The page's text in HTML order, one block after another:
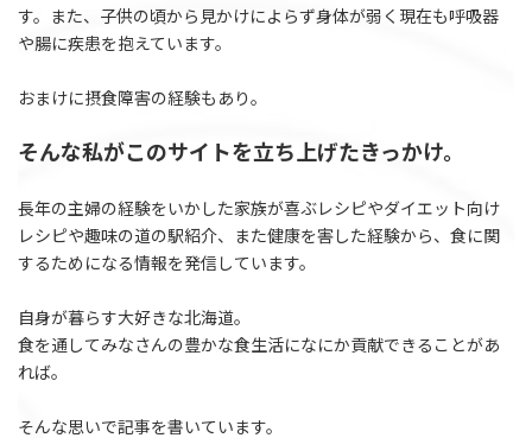
す。また、子供の頃から見かけによらず身体が弱く現在も呼吸器
や腸に疾患を抱えています。
おまけに摂食障害の経験もあり。
そんな私がこのサイトを立ち上げたきっかけ。
長年の主婦の経験をいかした家族が喜ぶレシピやダイエット向け
レシピや趣味の道の駅紹介、また健康を害した経験から、食に関
するためになる情報を発信しています。
自身が暮らす大好きな北海道。
食を通してみなさんの豊かな食生活になにか貢献できることがあ
れば。
そんな思いで記事を書いています。